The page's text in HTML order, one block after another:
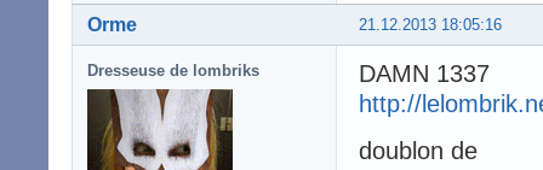
21.12.2013 18:05:16
Orme
Dresseuse de lombriks
DAMN 1337
http://
doublon de